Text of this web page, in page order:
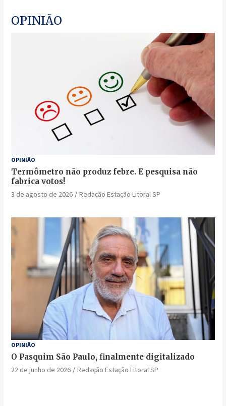
OPINIÃO
OPINIÃO
Termômetro não produz febre. E pesquisa não
fabrica votos!
3 de agosto de 2026 Redação Estação Litoral SP
OPINIÃO
O Pasquim São Paulo, finalmente digitalizado
22 de junho de 2026 Redação Estação Litoral SP